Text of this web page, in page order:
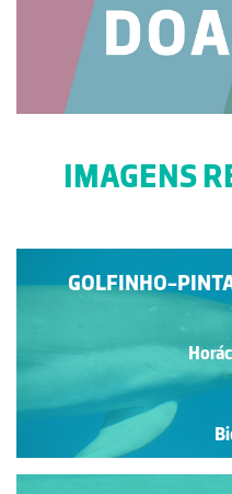
IMAGENS
GOLFINHO-